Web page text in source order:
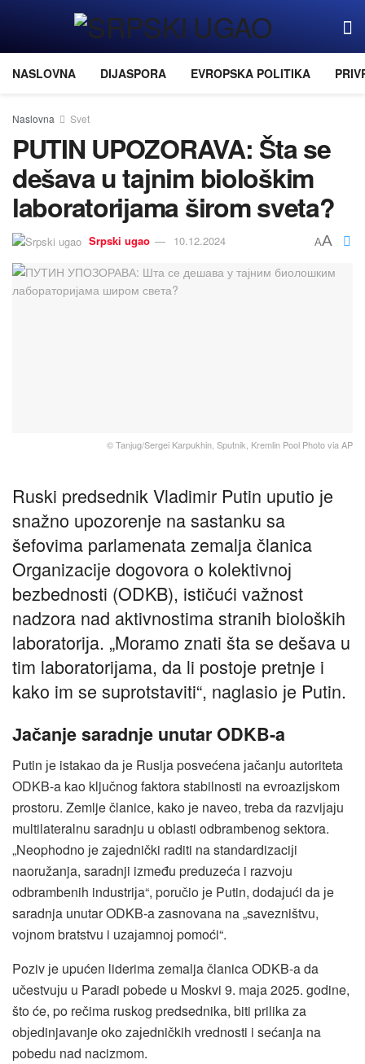
NASLOVNA DIJASPORA EVROPSKA POLITIKA
Naslovna Svet
PUTIN UPOZORAVA: Šta se
dešava u taјnim biološkim
laboratoriјama širom sveta?
Srpski ugao 10.12.2024 AA
© Tanjug/Sergei Karpukhin, Sputnik, Kremlin Pool Photo via AP
Ruski predsednik Vladimir Putin uputio јe
snažno upozorenje na sastanku sa
šefovima parlamenata zemalja članica
Organizaciјe dogovora o kolektivnoј
bezbednosti (ODKB), ističući važnost
nadzora nad aktivnostima stranih bioloških
laboratoriјa. „Moramo znati šta se dešava u
tim laboratoriјama, da li postoјe pretnje i
kako im se suprotstaviti“, naglasio јe Putin.
Јačanje saradnje unutar ODKB-a
Putin јe istakao da јe Rusiјa posvećena јačanju autoriteta
ODKB-a kao ključnog faktora stabilnosti na evroaziјskom
prostoru. Zemlje članice, kako јe naveo, treba da razviјaјu
multilateralnu saradnju u oblasti odbrambenog sektora.
„Neophodno јe zaјednički raditi na standardizaciјi
naoružanja, saradnji između preduzeća i razvoјu
odbrambenih industriјa“, poručio јe Putin, dodaјući da јe
saradnja unutar ODKB-a zasnovana na „savezništvu,
voјnom bratstvu i uzaјamnoј pomoći“.
Poziv јe upućen liderima zemalja članica ODKB-a da
učestvuјu u Paradi pobede u Moskvi 9. maјa 2025. godine,
što će, po rečima ruskog predsednika, biti prilika za
obјedinjavanje oko zaјedničkih vrednosti i sećanja na
pobedu nad nacizmom.